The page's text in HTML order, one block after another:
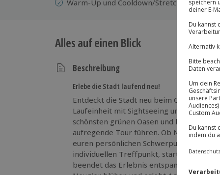
Warm-Up und Cooldown/Stretch
Alles auf einen Blick
Beschreibung
Erlebe die Stadt laufend neu!
Entdeckt die Stadt neu beim City
Laufeinheit mit Sightseeing und taucht
schönsten grünen Oasen und lasst euch
aufregende Tour führen. Ob Natur,
euren persönlichen Schwerpunkt für 6
individuellen Treffpunkt, startet mit
beendet das Erlebnis entspannt mit